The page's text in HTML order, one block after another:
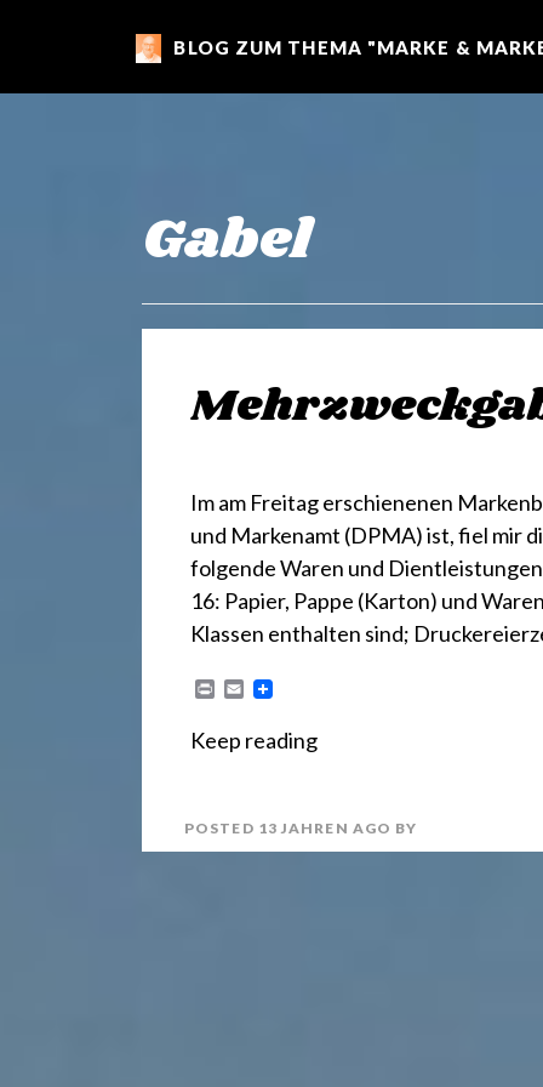
m
r
k
t
BLOG ZUM THEMA "MARKE &
Gabel
Im am Freitag erschienenen
und Markenamt (DPMA) ist, fiel mir
folgende Waren und
16: Papier, Pappe (Karton) und
Klassen enthalten sind;
n
E
i
Keep reading
POSTED 13 JAHREN AGO BY